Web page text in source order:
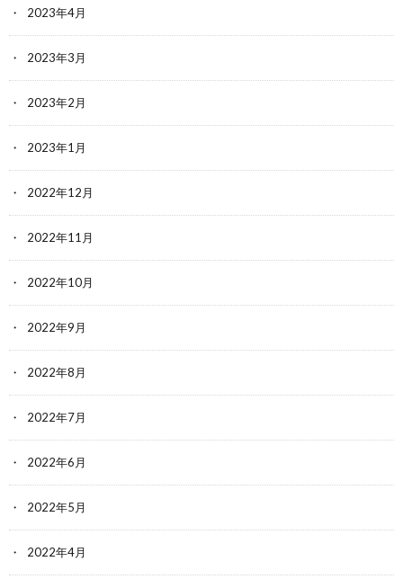
2023年4月
2023年3月
2023年2月
2023年1月
2022年12月
2022年11月
2022年10月
2022年9月
2022年8月
2022年7月
2022年6月
2022年5月
2022年4月